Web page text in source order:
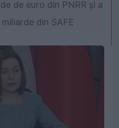
de euro din PNRR și a
din SAFE